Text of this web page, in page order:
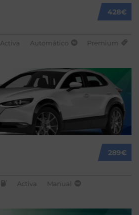
428€
Activa Automático Premium
289€
Activa Manual